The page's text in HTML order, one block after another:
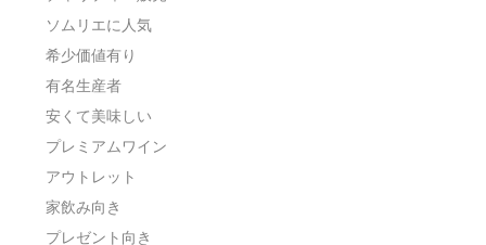
ソムリエに人気
希少価値有り
有名生産者
安くて美味しい
プレミアムワイン
アウトレット
家飲み向き
プレゼント向き